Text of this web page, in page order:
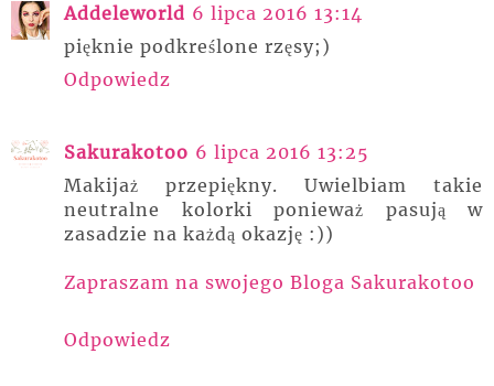
Addeleworld 6 lipca 2016 13:14
pięknie podkreślone rzęsy;)
Odpowiedz
Sakurakotoo 6 lipca 2016 13:25
Makijaż przepiękny. Uwielbiam takie
neutralne kolorki ponieważ pasują w
zasadzie na każdą okazję :))
Zapraszam na swojego Bloga Sakurakotoo
Odpowiedz